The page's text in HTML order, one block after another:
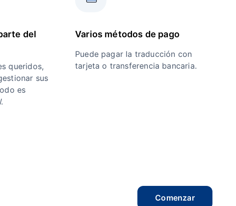
del
queridos,
sus
es
Varios métodos de pago
Puede pagar la traducción con
tarjeta o transferencia bancaria.
Comenzar